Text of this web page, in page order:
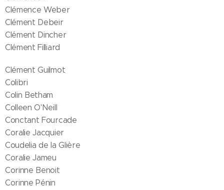
Clémence Weber
Clément Debeir
Clément Dincher
Clément Filliard
Clément Guilmot
Colibri
Colin Betham
Colleen O'Neill
Conctant Fourcade
Coralie Jacquier
Coudelia de la Glière
Coralie Jameu
Corinne Benoit
Corinne Pénin